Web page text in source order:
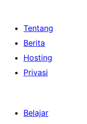
Tentang
Berita
Hosting
Privasi
Belajar